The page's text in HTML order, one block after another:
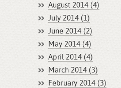
August 2014 (4)
July 2014 (1)
June 2014 (2)
May 2014 (4)
April 2014 (4)
March 2014 (3)
February 2014 (3)